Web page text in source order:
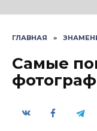
ГЛАВНАЯ »
Самые